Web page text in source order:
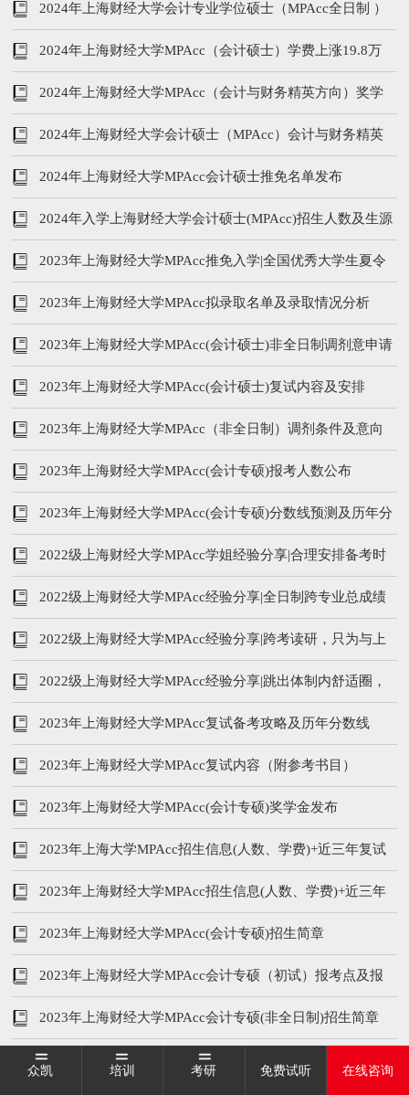
2024年上海财经大学会计专业学位硕士（MPAcc全日制 ）
招生简章
2024年上海财经大学MPAcc（会计硕士）学费上涨19.8万
2024年上海财经大学MPAcc（会计与财务精英方向）奖学
金政策
2024年上海财经大学会计硕士（MPAcc）会计与财务精英
（非全）预面试招生办法
2024年上海财经大学MPAcc会计硕士推免名单发布
2024年入学上海财经大学会计硕士(MPAcc)招生人数及生源
统计
2023年上海财经大学MPAcc推免入学|全国优秀大学生夏令
营开营
2023年上海财经大学MPAcc拟录取名单及录取情况分析
2023年上海财经大学MPAcc(会计硕士)非全日制调剂意申请
条件及登记申请
2023年上海财经大学MPAcc(会计硕士)复试内容及安排
2023年上海财经大学MPAcc（非全日制）调剂条件及意向
登记开始啦
2023年上海财经大学MPAcc(会计专硕)报考人数公布
2023年上海财经大学MPAcc(会计专硕)分数线预测及历年分
数线汇总
2022级上海财经大学MPAcc学姐经验分享|合理安排备考时
间，拒绝踩雷与焦虑
2022级上海财经大学MPAcc经验分享|全日制跨专业总成绩
第一名
2022级上海财经大学MPAcc经验分享|跨考读研，只为与上
财相遇
2022级上海财经大学MPAcc经验分享|跳出体制内舒适圈，
笔试第一炼成秘籍
2023年上海财经大学MPAcc复试备考攻略及历年分数线
2023年上海财经大学MPAcc复试内容（附参考书目）
2023年上海财经大学MPAcc(会计专硕)奖学金发布
2023年上海大学MPAcc招生信息(人数、学费)+近三年复试
内容
2023年上海财经大学MPAcc招生信息(人数、学费)+近三年
复试内容
2023年上海财经大学MPAcc(会计专硕)招生简章
2023年上海财经大学MPAcc会计专硕（初试）报考点及报
名流程
2023年上海财经大学MPAcc会计专硕(非全日制)招生简章
2023年上海财经大学MPAcc会计专硕(全日制)招生简章
众凯 培训 考研 免费试听 在线咨询